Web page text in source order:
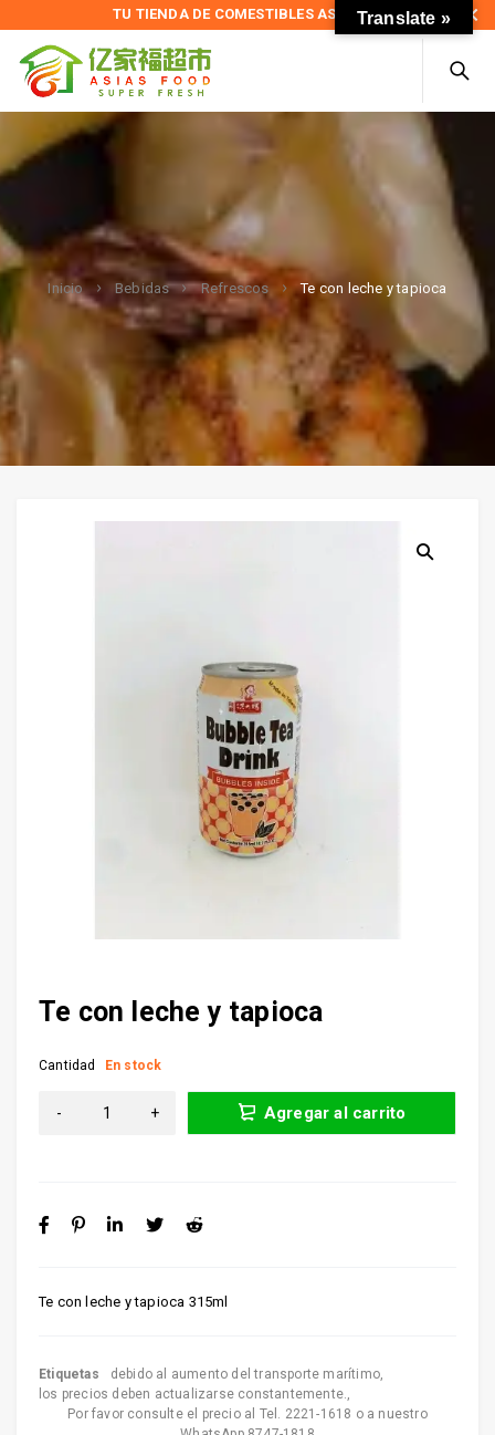
TU TIENDA DE COMESTIBLES ASIÁTICOS
Inicio Bebidas Refrescos Te con leche y tapioca
Te con leche y tapioca
Te con leche y tapioca 315ml
Cantidad En stock
Agregar al carrito
Etiquetas debido al aumento del transporte marítimo,
los precios deben actualizarse constantemente.,
Por favor consulte el precio al Tel. 2221-1618 o a nuestro
Translate »